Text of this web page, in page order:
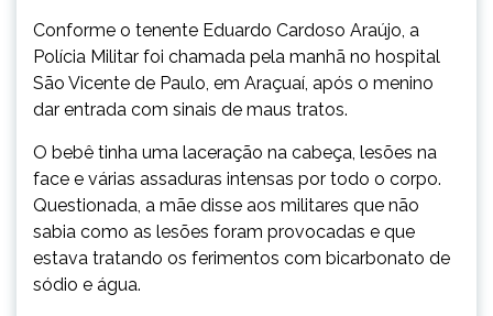
Conforme o tenente Eduardo Cardoso Araújo, a
Polícia Militar foi chamada pela manhã no hospital
São Vicente de Paulo, em Araçuaí, após o menino
dar entrada com sinais de maus tratos.
O bebê tinha uma laceração na cabeça, lesões na
face e várias assaduras intensas por todo o corpo.
Questionada, a mãe disse aos militares que não
sabia como as lesões foram provocadas e que
estava tratando os ferimentos com bicarbonato de
sódio e água.